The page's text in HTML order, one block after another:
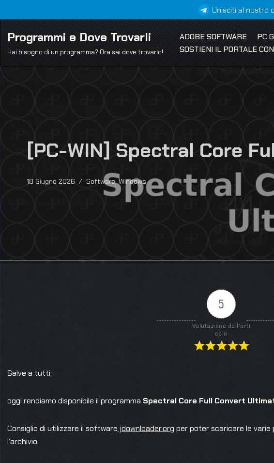
Vai
al
contenuto
Unisciti al nostro
Programmi e Dove Trovarli
Hai bisogno di un programma? Ora sai dove trovarlo!
ADOBE SOFTWARE PC
SOSTIENI IL PORTALE
[PC-WIN] Spectral Core
18 Giugno 2026 Software,Windows
5
Valutazione dell'arti
colo
Salve a tutti,
oggi rendiamo disponibile il programma Spectral Core Full Convert
Consiglio di utilizzare il software jdownloader.org per poter scaricare le
l’archivio.